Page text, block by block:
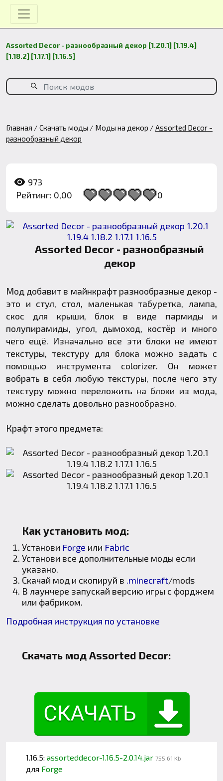
Assorted Decor - разнообразный декор [1.20.1] [1.19.4]
[1.18.2] [1.17.1] [1.16.5]
Главная Скачать моды Моды на декор
Assorted Decor -
разнообразный декор
973
Рейтинг: 0,00
0
Assorted Decor - разнообразный
декор
Мод добавит в майнкрафт разнообразные декор -
это и стул, стол, маленькая табуретка, лампа,
скос для крыши, блок в виде пармиды и
полупирамиды, угол, дымоход, костёр и много
чего ещё. Изначально все эти блоки не имеют
текстуры, текстуру для блока можно задать с
помощью инструмента colorizer. Он может
вобрать в себя любую текстуры, после чего эту
текстуру можно переложить на блоки из мода,
можно сделать довольно разнообразно.
Крафт этого предмета:
Как установить мод:
Установи Forge или Fabric
Установи все дополнительные моды если
указано.
Скачай мод и скопируй в .minecraft/mods
В лаунчере запускай версию игры с форджем
или фабриком.
Подробная инструкция по установке
Скачать мод Assorted Decor:
1.16.5: assorteddecor-1.16.5-2.0.14.jar 755,61 Kb
для Forge